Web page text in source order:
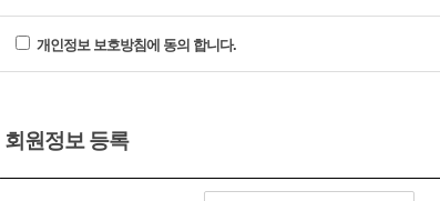
개인정보 보호방침에 동의 합니다.
회원정보 등록